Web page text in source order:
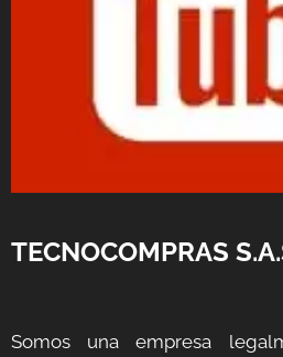
TECNOCOMPRAS
Somos una empresa